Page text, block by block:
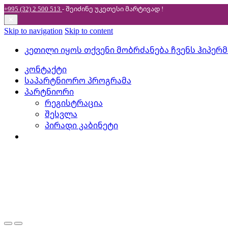
+995 (32) 2 500 513 - შეიძინე უკეთესიმარტივად !
Skip to navigation Skip to content
კეთილი იყოს თქვენი მობრძანება ჩვენს
კონტაქტი
საპარტნიორო პროგრამა
პარტნიორი
რეგისტრაცია
შესვლა
პირადი კაბინეტი